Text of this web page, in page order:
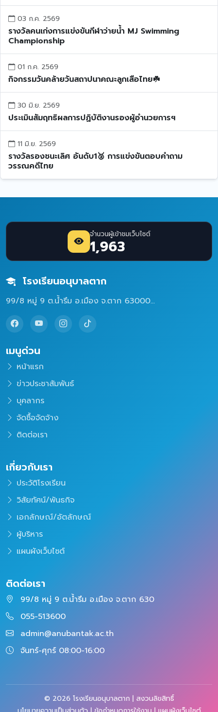
03 ก.ค. 2569
รางวัลคนเก่งการแข่งขันกีฬาว่ายน้ำ MJ Swimming
Championship
01 ก.ค. 2569
กิจกรรมวันคล้ายวันสถาปนาคณะลูกเสือไทย☘️
30 มิ.ย. 2569
ประเมินสัมฤทธิผลการปฏิบัติงานรองผู้อำนวยการฯ
11 มิ.ย. 2569
รางวัลรองชนะเลิศ อันดับ1🥈 การแข่งขันตอบคำถาม
วรรณคดีไทย
จำนวนผู้เข้าชมเว็บไซต์
1,963
โรงเรียนอนุบาลตาก
99/8 หมู่ 9 ต.น้ำรึม อ.เมือง จ.ตาก 63000...
เมนูด่วน
หน้าแรก
ข่าวประชาสัมพันธ์
บุคลากร
จัดซื้อจัดจ้าง
ติดต่อเรา
เกี่ยวกับเรา
ประวัติโรงเรียน
วิสัยทัศน์/พันธกิจ
เอกลักษณ์/อัตลักษณ์
ผู้บริหาร
แผนผังเว็บไซต์
ติดต่อเรา
99/8 หมู่ 9 ต.น้ำรึม อ.เมือง จ.ตาก 630
055-513600
admin@anubantak.ac.th
จันทร์-ศุกร์ 08:00-16:00
© 2026 โรงเรียนอนุบาลตาก | สงวนลิขสิทธิ์